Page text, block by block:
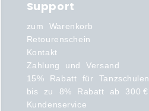
Support
zum Warenkorb
Retourenschein
Kontakt
Zahlung und Versand
15% Rabatt für Tanzschulen
bis zu 8% Rabatt ab 300 €
Kundenservice